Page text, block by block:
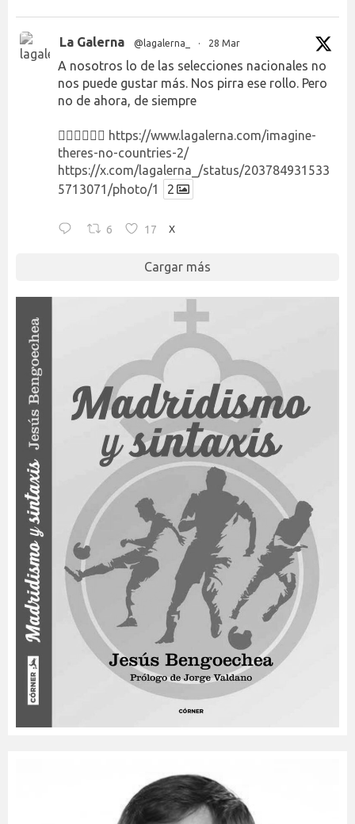
La Galerna @lagalerna_ · 28 Mar
A nosotros lo de las selecciones nacionales no
nos puede gustar más. Nos pirra ese rollo. Pero
no de ahora, de siempre
👉🏻👉🏻👉🏻 https://www.lagalerna.com/imagine-
theres-no-countries-2/
https://x.com/lagalerna_/status/203784931533
5713071/photo/1
2
6 17 X
Cargar más